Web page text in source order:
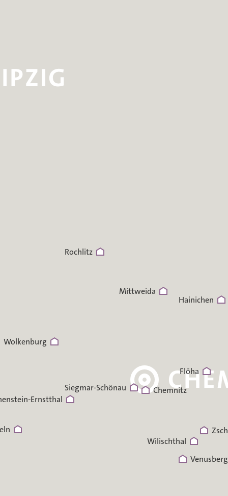
Wolkenburg
Wilischthal
Venusberg
Siegmar-Schönau
Rochlitz
Mittweida
Ernstthal
Flöha
Hainichen
Chemnitz